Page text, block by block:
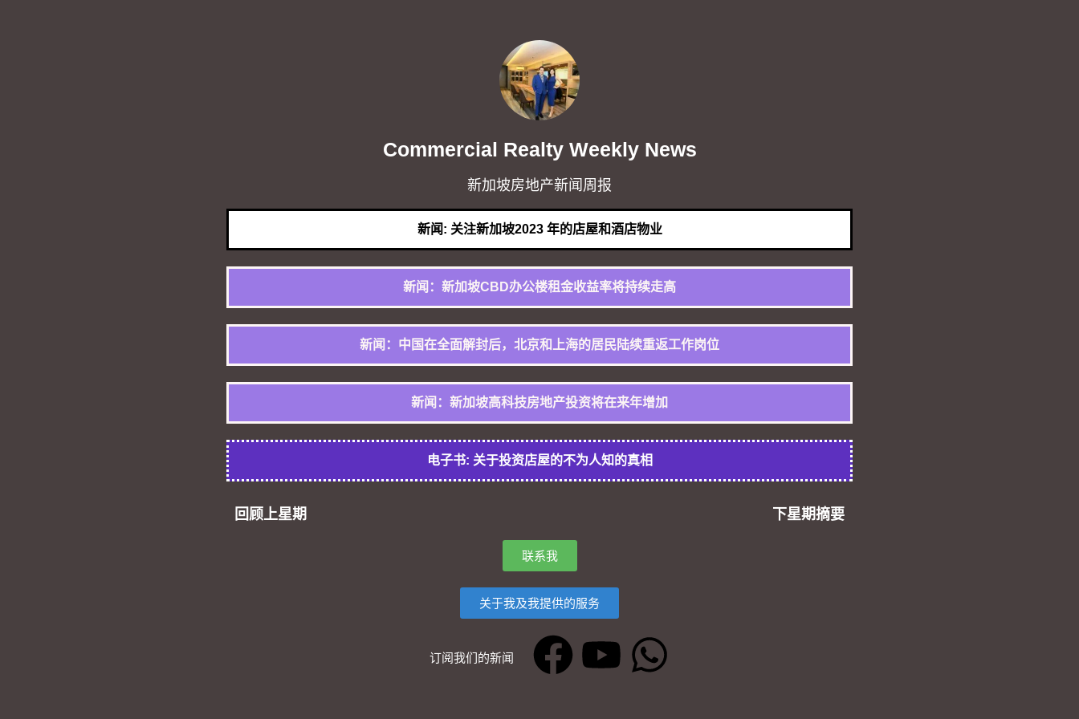
Commercial Realty Weekly News
新加坡房地产新闻周报
新闻: 关注新加坡2023 年的店屋和酒店物业
新闻：新加坡CBD办公楼租金收益率将持续走高
新闻：中国在全面解封后，北京和上海的居民陆续重返工作岗位
新闻：新加坡高科技房地产投资将在来年增加
电子书: 关于投资店屋的不为人知的真相
回顾上星期 下星期摘要
联系我
关于我及我提供的服务
订阅我们的新闻